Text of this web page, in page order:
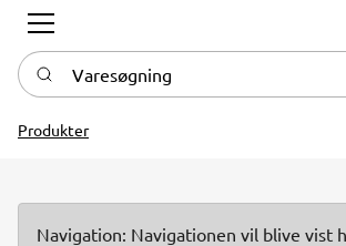
Varesøgning
Produkter
Navigation: Navigationen vil blive vist